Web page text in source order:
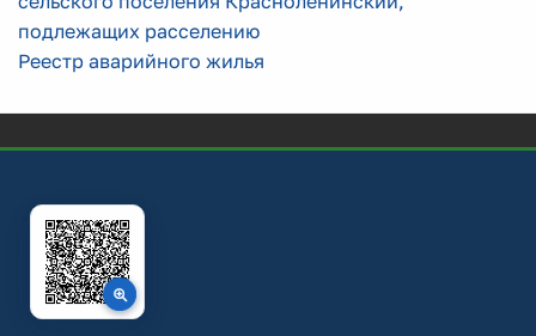
подлежащих расселению
Реестр аварийного жилья